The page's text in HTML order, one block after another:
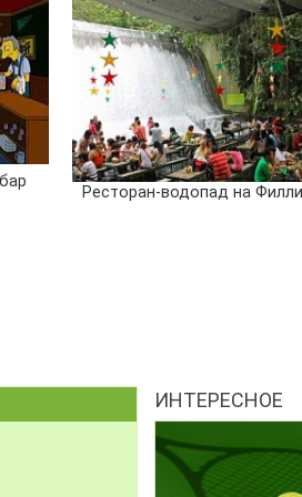
Ресторан-водопад на
ИНТЕРЕСНОЕ